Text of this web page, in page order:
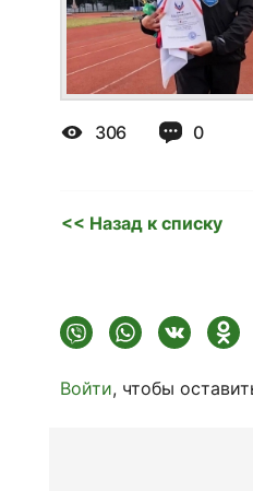
306 0
<< Назад к списку
Войти, чтобы